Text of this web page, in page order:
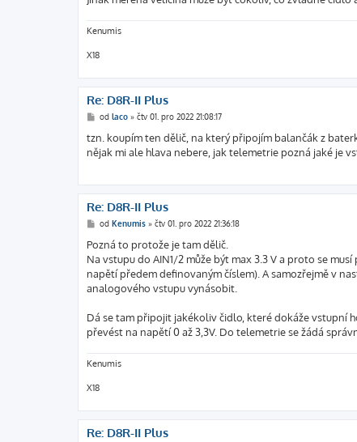
Kenumis
X18
Re: D8R-II Plus
P
í
s
p
e
k
od laco» čtv 01. pro 2022 21:08:17
tzn. koupím ten dělič, na který připojím balančák z
nějak mi ale hlava nebere, jak telemetrie pozná jaké je
Re: D8R-II Plus
P
í
s
p
ě
v
e
od Kenumis» čtv 01. pro 2022 21:36:18
Pozná to protože je tam dělič.
Na vstupu do AIN1/2 může být max 3.3 V a proto se
napětí předem definovaným číslem). A samozřejmě v
analogového vstupu vynásobit.
Dá se tam připojit jakékoliv čidlo, které dokáže vstupní
převést na napětí 0 až 3,3V. Do telemetrie se žádá
Kenumis
X18
Re: D8R-II Plus